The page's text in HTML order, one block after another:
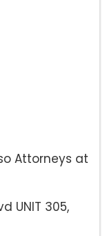
Attorneys at
UNIT 305,